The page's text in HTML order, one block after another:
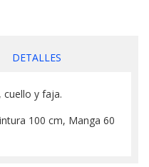
DETALLES
cuello y faja.
100 cm, Manga 60